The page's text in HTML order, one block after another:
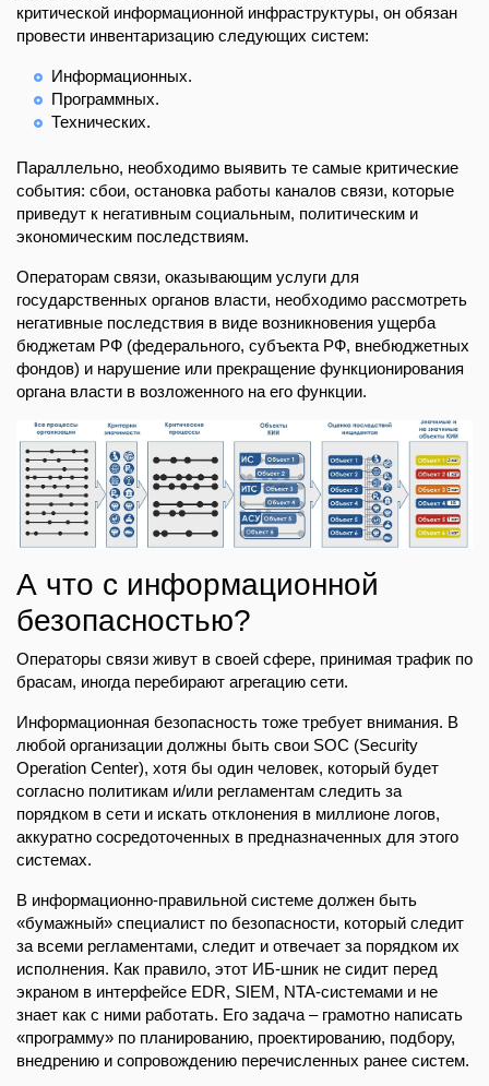
критической информационной инфраструктуры, он обязан
провести инвентаризацию следующих систем:
Информационных.
Программных.
Технических.
Параллельно, необходимо выявить те самые критические
события: сбои, остановка работы каналов связи, которые
приведут к негативным социальным, политическим и
экономическим последствиям.
Операторам связи, оказывающим услуги для
государственных органов власти, необходимо рассмотреть
негативные последствия в виде возникновения ущерба
бюджетам РФ (федерального, субъекта РФ, внебюджетных
фондов) и нарушение или прекращение функционирования
органа власти в возложенного на его функции.
А что с информационной
безопасностью?
Операторы связи живут в своей сфере, принимая трафик по
брасам, иногда перебирают агрегацию сети.
Информационная безопасность тоже требует внимания. В
любой организации должны быть свои SOC (Security
Operation Center), хотя бы один человек, который будет
согласно политикам и/или регламентам следить за
порядком в сети и искать отклонения в миллионе логов,
аккуратно сосредоточенных в предназначенных для этого
системах.
В информационно-правильной системе должен быть
«бумажный» специалист по безопасности, который следит
за всеми регламентами, следит и отвечает за порядком их
исполнения. Как правило, этот ИБ-шник не сидит перед
экраном в интерфейсе EDR, SIEM, NTA-системами и не
знает как с ними работать. Его задача – грамотно написать
«программу» по планированию, проектированию, подбору,
внедрению и сопровождению перечисленных ранее систем.